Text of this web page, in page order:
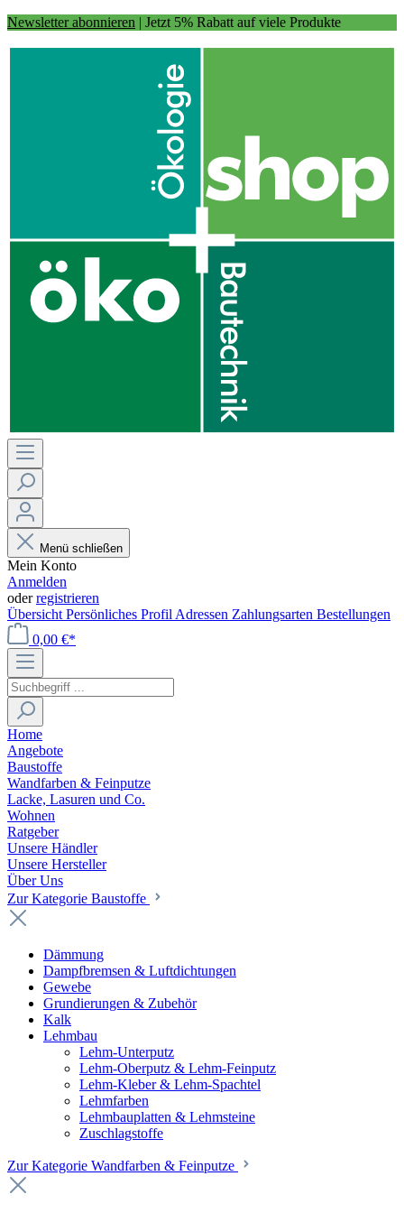
Newsletter abonnieren | Jetzt 5% Rabatt auf viele Produkte
Menü schließen
Mein Konto
Anmelden
oderregistrieren
Übersicht Persönliches Profil Adressen Zahlungsarten Bestellungen
0,00 €*
Home
Angebote
Baustoffe
Wandfarben & Feinputze
Lacke, Lasuren und Co.
Wohnen
Ratgeber
Unsere Händler
Unsere Hersteller
Über Uns
Zur Kategorie Baustoffe
Dämmung
Dampfbremsen & Luftdichtungen
Gewebe
Grundierungen & Zubehör
Kalk
Lehmbau
Lehm-Unterputz
Lehm-Oberputz & Lehm-Feinputz
Lehm-Kleber & Lehm-Spachtel
Lehmfarben
Lehmbauplatten & Lehmsteine
Zuschlagstoffe
Zur Kategorie Wandfarben & Feinputze